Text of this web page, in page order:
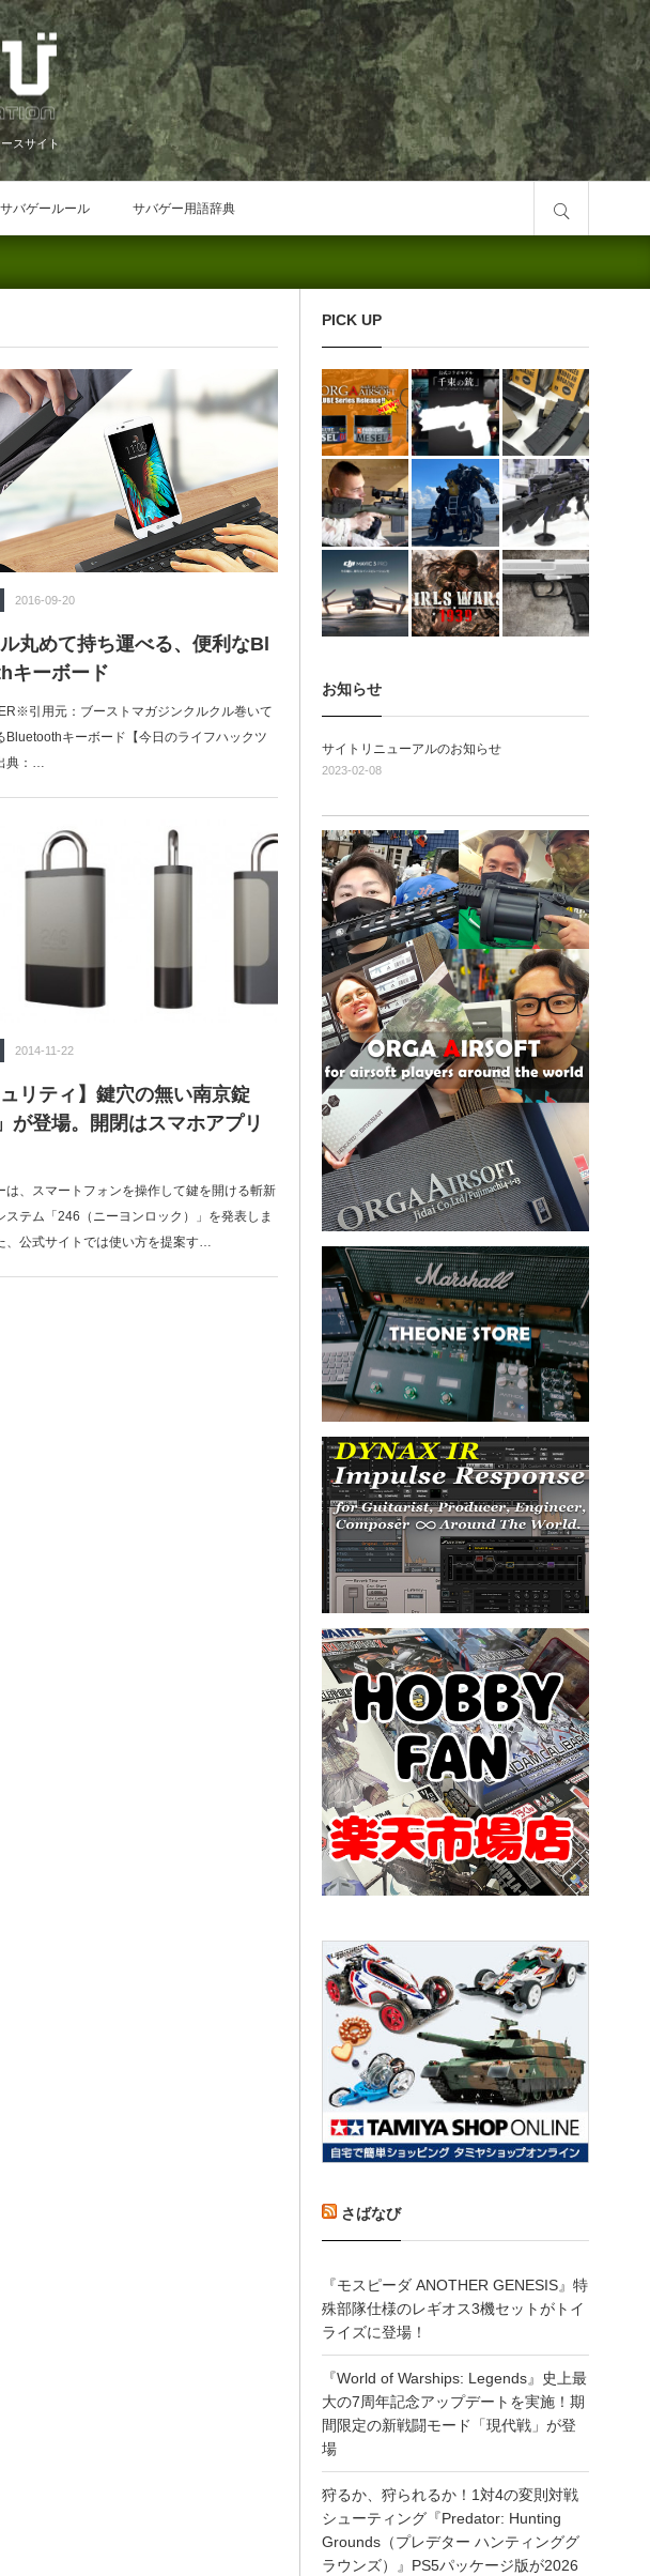
スサイト
サバゲールール サバゲー用語辞典
2016-09-20
丸めて持ち運べる、便利なBl
キーボード
引用元：ブーストマガジンクルクル巻いて
Bluetoothキーボード【今日のライフハックツ
典：…
2014-11-22
ュリティ】鍵穴の無い南京錠
が登場。開閉はスマホアプリ
は、スマートフォンを操作して鍵を開ける斬新
ステム「246（ニーヨンロック）」を発表しま
、公式サイトでは使い方を提案す…
PICK UP
お知らせ
サイトリニューアルのお知らせ
2023-02-08
さばなび
『モスピーダ ANOTHER GENESIS』特
殊部隊仕様のレギオス3機セットがトイ
ライズに登場！
『World of Warships: Legends』史上最
大の7周年記念アップデートを実施！期
間限定の新戦闘モード「現代戦」が登
場
狩るか、狩られるか！1対4の変則対戦
シューティング『Predator: Hunting
Grounds（プレデター ハンティンググ
ラウンズ）』PS5パッケージ版が2026